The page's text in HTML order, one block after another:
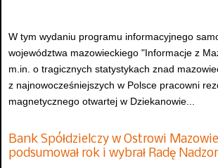
W tym wydaniu programu informacyjnego
województwa mazowieckiego "Informacje z
m.in. o tragicznych statystykach znad
z najnowocześniejszych w Polsce pracowni
magnetycznego otwartej w Dziekanowie...
Bank Spółdzielczy w Ostrowi
podsumował rok i wybrał Radę